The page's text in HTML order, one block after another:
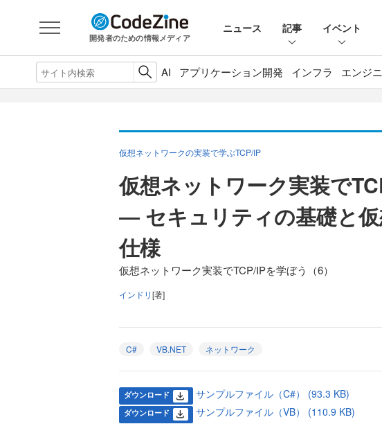
開発者のための情報メディア
ニュース 記事 イベント
AI アプリケーション開発 インフラ エンジ
仮想ネットワークの実装で学ぶTCP/IP
仮想ネットワーク実装で
― セキュリティの基礎と
仕様
仮想ネットワーク実装でTCP/IPを学ぼう（6）
インドリ[著]
C# VB.NET ネットワーク
ダウンロード サンプルファイル（C#） (93.3 KB)
ダウンロード サンプルファイル（VB） (110.9 KB)